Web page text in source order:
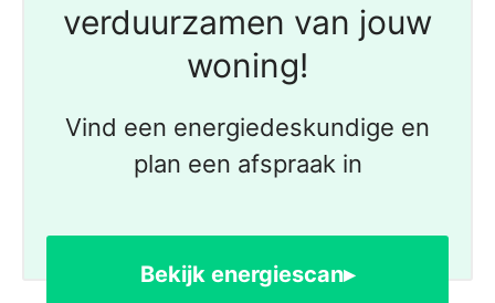
verduurzamen van jouw
woning!
Vind een energiedeskundige en
plan een afspraak in
Bekijk energiescan▸